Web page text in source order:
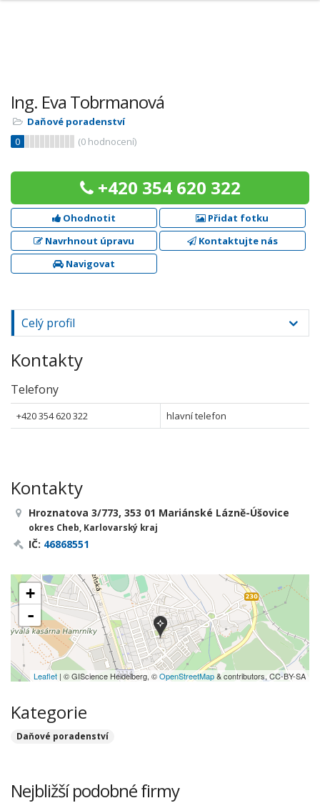
Ing. Eva Tobrmanová
Daňové poradenství
0
(0 hodnocení)
+420 354 620 322
Ohodnotit
Přidat fotku
Navrhnout úpravu
Kontaktujte nás
Navigovat
Celý profil
Kontakty
Telefony
+420 354 620 322 hlavní telefon
Kontakty
Hroznatova 3/773, 353 01 Mariánské Lázně-Úšovice
okres Cheb, Karlovarský kraj
IČ: 46868551
+
-
Leaflet | © GIScience Heidelberg, ©OpenStreetMap& contributors, CC-BY-SA
Kategorie
Daňové poradenství
Nejbližší podobné firmy